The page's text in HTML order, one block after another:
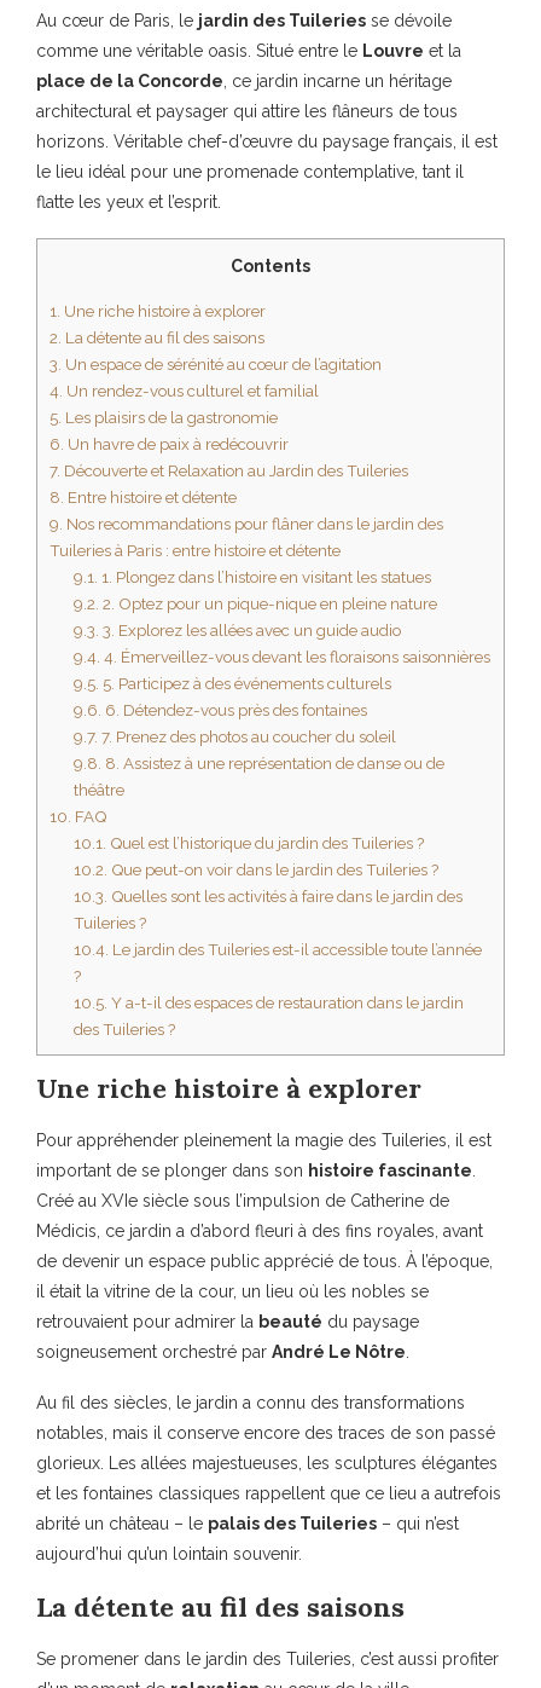
Au cœur de Paris, le jardin des Tuileries se dévoile
comme une véritable oasis. Situé entre le Louvre et la
place de la Concorde , ce jardin incarne un héritage
architectural et paysager qui attire les flâneurs de tous
horizons. Véritable chef-d’œuvre du paysage français, il est
le lieu idéal pour une promenade contemplative, tant il
flatte les yeux et l’esprit.
Contents
1. Une riche histoire à explorer
2. La détente au fil des saisons
3. Un espace de sérénité au cœur de l’agitation
4. Un rendez-vous culturel et familial
5. Les plaisirs de la gastronomie
6. Un havre de paix à redécouvrir
7. Découverte et Relaxation au Jardin des Tuileries
8. Entre histoire et détente
9. Nos recommandations pour flâner dans le jardin des
Tuileries à Paris : entre histoire et détente
9.1. 1. Plongez dans l’histoire en visitant les statues
9.2. 2. Optez pour un pique-nique en pleine nature
9.3. 3. Explorez les allées avec un guide audio
9.4. 4. Émerveillez-vous devant les floraisons saisonnières
9.5. 5. Participez à des événements culturels
9.6. 6. Détendez-vous près des fontaines
9.7. 7. Prenez des photos au coucher du soleil
9.8. 8. Assistez à une représentation de danse ou de
théâtre
10. FAQ
10.1. Quel est l’historique du jardin des Tuileries ?
10.2. Que peut-on voir dans le jardin des Tuileries ?
10.3. Quelles sont les activités à faire dans le jardin des
Tuileries ?
10.4. Le jardin des Tuileries est-il accessible toute l’année
?
10.5. Y a-t-il des espaces de restauration dans le jardin
des Tuileries ?
Une riche histoire à explorer
Pour appréhender pleinement la magie des Tuileries, il est
important de se plonger dans son histoire fascinante.
Créé au XVIe siècle sous l’impulsion de Catherine de
Médicis, ce jardin a d’abord fleuri à des fins royales, avant
de devenir un espace public apprécié de tous. À l’époque,
il était la vitrine de la cour, un lieu où les nobles se
retrouvaient pour admirer la beauté du paysage
soigneusement orchestré par André Le Nôtre.
Au fil des siècles, le jardin a connu des transformations
notables, mais il conserve encore des traces de son passé
glorieux. Les allées majestueuses, les sculptures élégantes
et les fontaines classiques rappellent que ce lieu a autrefois
abrité un château – le palais des Tuileries – qui n’est
aujourd’hui qu’un lointain souvenir.
La détente au fil des saisons
Se promener dans le jardin des Tuileries, c’est aussi profiter